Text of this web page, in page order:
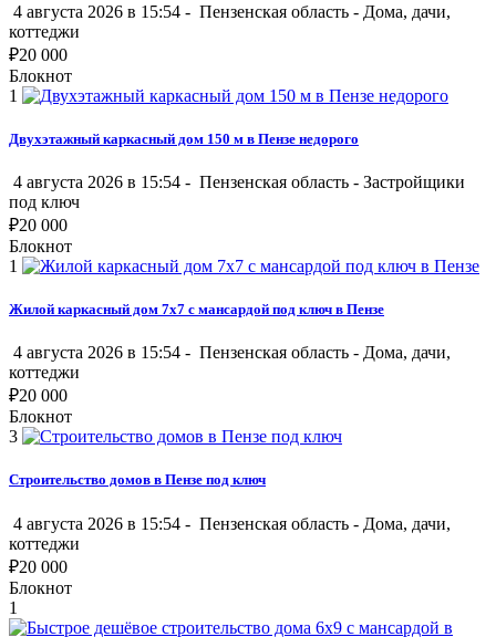
4 августа 2026 в 15:54 - Пензенская область - Дома, дачи,
коттеджи
₽20 000
Блокнот
1
Двухэтажный каркасный дом 150 м в Пензе недорого
4 августа 2026 в 15:54 - Пензенская область - Застройщики
под ключ
₽20 000
Блокнот
1
Жилой каркасный дом 7х7 с мансардой под ключ в Пензе
4 августа 2026 в 15:54 - Пензенская область - Дома, дачи,
коттеджи
₽20 000
Блокнот
3
Строительство домов в Пензе под ключ
4 августа 2026 в 15:54 - Пензенская область - Дома, дачи,
коттеджи
₽20 000
Блокнот
1